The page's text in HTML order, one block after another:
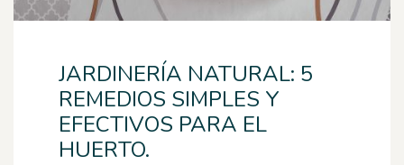
JARDINERÍA NATURAL: 5
REMEDIOS SIMPLES Y
EFECTIVOS PARA EL
HUERTO.